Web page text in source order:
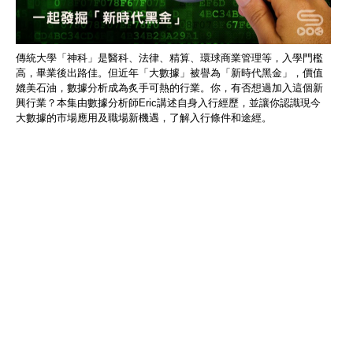
傳統大學「神科」是醫科、法律、精算、環球商業管理等，入學門檻
高，畢業後出路佳。但近年「大數據」被譽為「新時代黑金」，價值
媲美石油，數據分析成為炙手可熱的行業。你，有否想過加入這個新
興行業？本集由數據分析師Eric講述自身入行經歷，並讓你認識現今
大數據的市場應用及職場新機遇，了解入行條件和途經。